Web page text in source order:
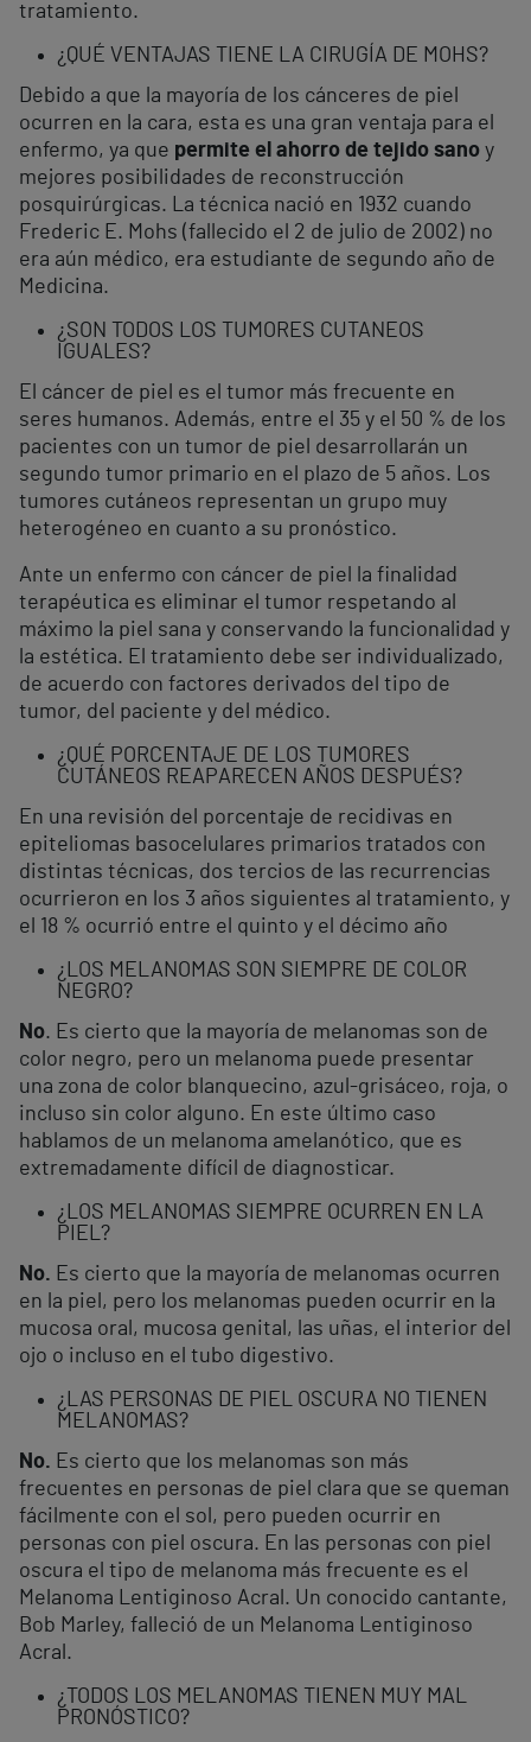
tratamiento.
¿QUÉ VENTAJAS TIENE LA CIRUGÍA DE MOHS?
Debido a que la mayoría de los cánceres de piel
ocurren en la cara, esta es una gran ventaja para el
enfermo, ya que permite el ahorro de tejido sano y
mejores posibilidades de reconstrucción
posquirúrgicas. La técnica nació en 1932 cuando
Frederic E. Mohs (fallecido el 2 de julio de 2002) no
era aún médico, era estudiante de segundo año de
Medicina.
¿SON TODOS LOS TUMORES CUTANEOS
IGUALES?
El cáncer de piel es el tumor más frecuente en
seres humanos. Además, entre el 35 y el 50 % de los
pacientes con un tumor de piel desarrollarán un
segundo tumor primario en el plazo de 5 años. Los
tumores cutáneos representan un grupo muy
heterogéneo en cuanto a su pronóstico.
Ante un enfermo con cáncer de piel la finalidad
terapéutica es eliminar el tumor respetando al
máximo la piel sana y conservando la funcionalidad y
la estética. El tratamiento debe ser individualizado,
de acuerdo con factores derivados del tipo de
tumor, del paciente y del médico.
¿QUÉ PORCENTAJE DE LOS TUMORES
CUTÁNEOS REAPARECEN AÑOS DESPUÉS?
En una revisión del porcentaje de recidivas en
epiteliomas basocelulares primarios tratados con
distintas técnicas, dos tercios de las recurrencias
ocurrieron en los 3 años siguientes al tratamiento, y
el 18 % ocurrió entre el quinto y el décimo año
¿LOS MELANOMAS SON SIEMPRE DE COLOR
NEGRO?
No. Es cierto que la mayoría de melanomas son de
color negro, pero un melanoma puede presentar
una zona de color blanquecino, azul-grisáceo, roja, o
incluso sin color alguno. En este último caso
hablamos de un melanoma amelanótico, que es
extremadamente difícil de diagnosticar.
¿LOS MELANOMAS SIEMPRE OCURREN EN LA
PIEL?
No. Es cierto que la mayoría de melanomas ocurren
en la piel, pero los melanomas pueden ocurrir en la
mucosa oral, mucosa genital, las uñas, el interior del
ojo o incluso en el tubo digestivo.
¿LAS PERSONAS DE PIEL OSCURA NO TIENEN
MELANOMAS?
No. Es cierto que los melanomas son más
frecuentes en personas de piel clara que se queman
fácilmente con el sol, pero pueden ocurrir en
personas con piel oscura. En las personas con piel
oscura el tipo de melanoma más frecuente es el
Melanoma Lentiginoso Acral. Un conocido cantante,
Bob Marley, falleció de un Melanoma Lentiginoso
Acral.
¿TODOS LOS MELANOMAS TIENEN MUY MAL
PRONÓSTICO?